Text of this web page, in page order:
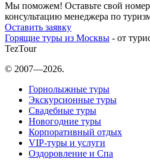
Мы поможем! Оставьте свой
консультацию менеджера по
Оставить заявку
Горящие туры из Москвы - от
TezTour
© 2007—2026.
Горнолыжные туры
Экскурсионные туры
Свадебные туры
Новогодние туры
Корпоративный отдых
VIP-туры и услуги
Оздоровление и Спа